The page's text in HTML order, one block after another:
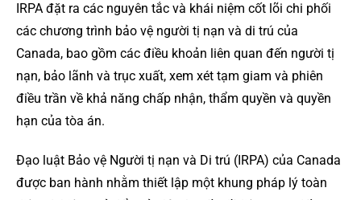
IRPA đặt ra các nguyên tắc và khái niệm cốt lõi chi phối
các chương trình bảo vệ người tị nạn và di trú của
Canada, bao gồm các điều khoản liên quan đến người tị
nạn, bảo lãnh và trục xuất, xem xét tạm giam và phiên
điều trần về khả năng chấp nhận, thẩm quyền và quyền
hạn của tòa án.
Đạo luật Bảo vệ Người tị nạn và Di trú (IRPA) của Canada
được ban hành nhằm thiết lập một khung pháp lý toàn